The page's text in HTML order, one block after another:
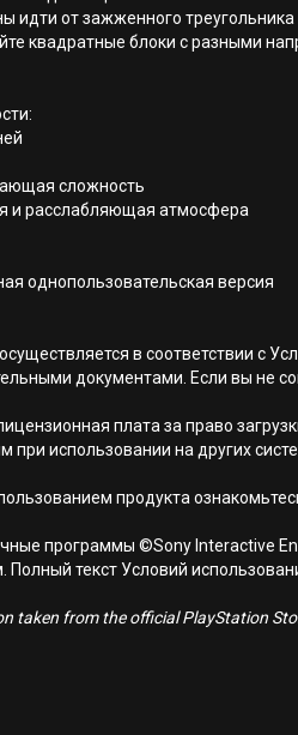
идти от зажженного
квадратные блоки с разными
сложность
и расслабляющая атмосфера
однопользовательская версия
осуществляется в соответствии с
документами. Если вы не
плата за право
при использовании на других
продукта
программы ©Sony Interactive
Полный текст Условий
taken from the official PlayStation